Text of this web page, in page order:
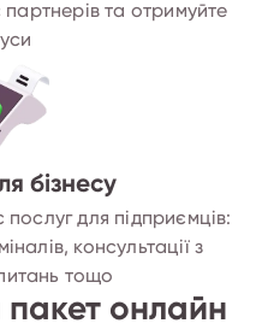
та отримуйте
бізнесу
для підприємців:
консультації з
тощо
пакет онлайн